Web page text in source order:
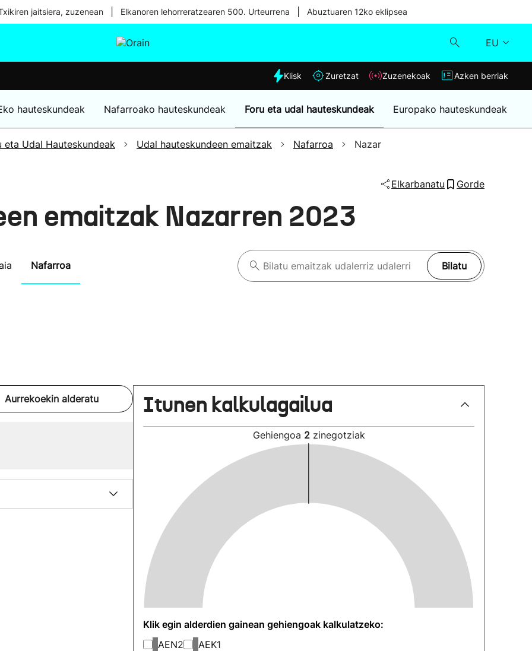
jaitsiera, zuzenean Elkanoren lehorreratzearen 500. Urteurrena Abuztuaren 12ko eklipsea
EU
Eguraldia
Klisk
Zuzenekoak
Azken berriak
Klisk Zuretzat Zuzenekoak Azken berriak
hauteskundeak Nafarroako hauteskundeak Foru eta udal hauteskundeak Europako hauteskundeak
eta Udal Hauteskundeak Udal hauteskundeen emaitzak Nafarroa Nazar
Elkarbanatu Gorde
emaitzak Nazarren 2023
Nafarroa Bilatu
Aurrekoekin alderatu Itunen kalkulagailua
Gehiengoa 2 zinegotziak
Klik egin alderdien gainean gehiengoak kalkulatzeko:
AEN2 AEK1